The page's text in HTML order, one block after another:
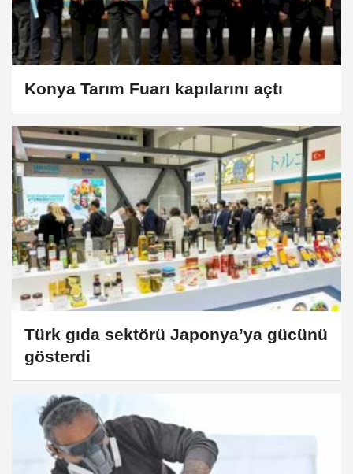
Konya Tarım Fuarı kapılarını açtı
Türk gıda sektörü Japonya’ya gücünü
gösterdi